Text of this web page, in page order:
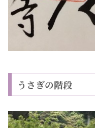
うさぎの階段